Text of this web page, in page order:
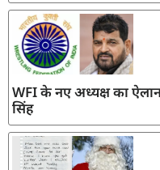
WFI के नए अध्यक्ष का
सिंह